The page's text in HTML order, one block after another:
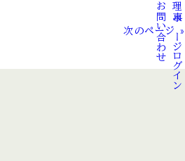
次のページ »
理事ページログイン
お問い合わせ